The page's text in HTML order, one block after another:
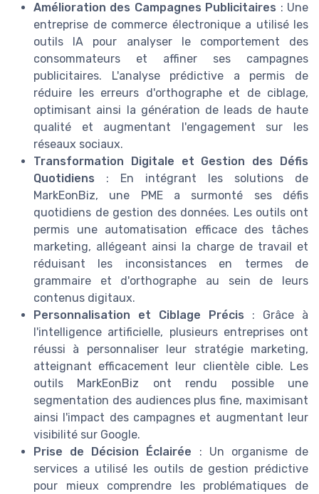
Amélioration des Campagnes Publicitaires : Une
entreprise de commerce électronique a utilisé les
outils IA pour analyser le comportement des
consommateurs et affiner ses campagnes
publicitaires. L'analyse prédictive a permis de
réduire les erreurs d'orthographe et de ciblage,
optimisant ainsi la génération de leads de haute
qualité et augmentant l'engagement sur les
réseaux sociaux.
Transformation Digitale et Gestion des Défis
Quotidiens : En intégrant les solutions de
MarkEonBiz, une PME a surmonté ses défis
quotidiens de gestion des données. Les outils ont
permis une automatisation efficace des tâches
marketing, allégeant ainsi la charge de travail et
réduisant les inconsistances en termes de
grammaire et d'orthographe au sein de leurs
contenus digitaux.
Personnalisation et Ciblage Précis : Grâce à
l'intelligence artificielle, plusieurs entreprises ont
réussi à personnaliser leur stratégie marketing,
atteignant efficacement leur clientèle cible. Les
outils MarkEonBiz ont rendu possible une
segmentation des audiences plus fine, maximisant
ainsi l'impact des campagnes et augmentant leur
visibilité sur Google.
Prise de Décision Éclairée : Un organisme de
services a utilisé les outils de gestion prédictive
pour mieux comprendre les problématiques de